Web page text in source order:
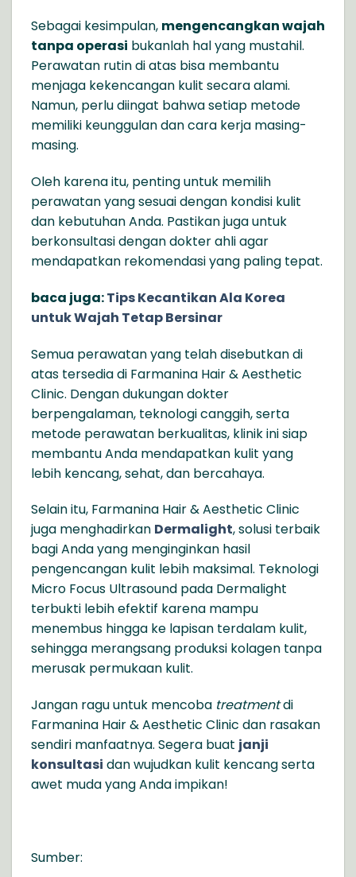
Sebagai kesimpulan, mengencangkan wajah
tanpa operasi bukanlah hal yang mustahil.
Perawatan rutin di atas bisa membantu
menjaga kekencangan kulit secara alami.
Namun, perlu diingat bahwa setiap metode
memiliki keunggulan dan cara kerja masing-
masing.
Oleh karena itu, penting untuk memilih
perawatan yang sesuai dengan kondisi kulit
dan kebutuhan Anda. Pastikan juga untuk
berkonsultasi dengan dokter ahli agar
mendapatkan rekomendasi yang paling tepat.
baca juga:Tips Kecantikan Ala Korea
untuk Wajah Tetap Bersinar
Semua perawatan yang telah disebutkan di
atas tersedia di Farmanina Hair & Aesthetic
Clinic. Dengan dukungan dokter
berpengalaman, teknologi canggih, serta
metode perawatan berkualitas, klinik ini siap
membantu Anda mendapatkan kulit yang
lebih kencang, sehat, dan bercahaya.
Selain itu, Farmanina Hair & Aesthetic Clinic
juga menghadirkan Dermalight, solusi terbaik
bagi Anda yang menginginkan hasil
pengencangan kulit lebih maksimal. Teknologi
Micro Focus Ultrasound pada Dermalight
terbukti lebih efektif karena mampu
menembus hingga ke lapisan terdalam kulit,
sehingga merangsang produksi kolagen tanpa
merusak permukaan kulit.
Jangan ragu untuk mencoba treatmentdi
Farmanina Hair & Aesthetic Clinic dan rasakan
sendiri manfaatnya. Segera buat janji
konsultasi dan wujudkan kulit kencang serta
awet muda yang Anda impikan!
Sumber: